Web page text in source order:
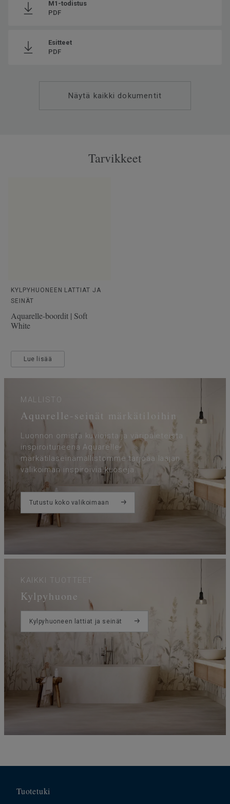
M1-todistus
PDF
Esitteet
PDF
Näytä kaikki dokumentit
Tarvikkeet
KYLPYHUONEEN LATTIAT JA
SEINÄT
Aquarelle-boordit | Soft
White
Lue lisää
MALLISTO
Aquarelle-seinät märkätiloihin
Luonnon omista kuvioista ja väripaleteista
inspiroituneena Aquarelle-
märkätilaseinämallistomme tarjoaa laajan
valikoiman inspiroivia kuoseja.
Tutustu koko valikoimaan
KAIKKI TUOTTEET
Kylpyhuone
Kylpyhuoneen lattiat ja seinät
Tuotetuki